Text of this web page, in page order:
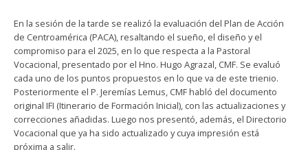
En la sesión de la tarde se realizó la evaluación del Plan de Acción
de Centroamérica (PACA), resaltando el sueño, el diseño y el
compromiso para el 2025, en lo que respecta a la Pastoral
Vocacional, presentado por el Hno. Hugo Agrazal, CMF. Se evaluó
cada uno de los puntos propuestos en lo que va de este trienio.
Posteriormente el P. Jeremías Lemus, CMF habló del documento
original IFI (Itinerario de Formación Inicial), con las actualizaciones y
correcciones añadidas. Luego nos presentó, además, el Directorio
Vocacional que ya ha sido actualizado y cuya impresión está
próxima a salir.